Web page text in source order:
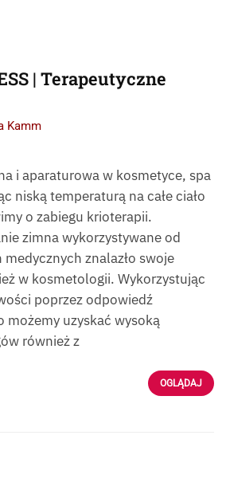
| Terapeutyczne
Kamm
i aparaturowa w kosmetyce, spa
niską temperaturą na całe ciało
o zabiegu krioterapii.
zimna wykorzystywane od
znalazło swoje
w kosmetologii. Wykorzystując
poprzez odpowiedź
możemy uzyskać wysoką
również z
OGLĄDAJ